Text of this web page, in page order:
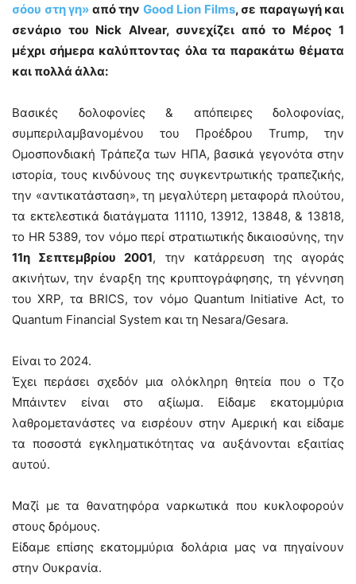
σόου στη γη» από την Good Lion Films, σε παραγωγή και
σενάριο του Nick Alvear, συνεχίζει από το Μέρος 1
μέχρι σήμερα καλύπτοντας όλα τα παρακάτω θέματα
και πολλά άλλα:
Βασικές δολοφονίες & απόπειρες δολοφονίας,
συμπεριλαμβανομένου του Προέδρου Trump, την
Ομοσπονδιακή Τράπεζα των ΗΠΑ, βασικά γεγονότα στην
ιστορία, τους κινδύνους της συγκεντρωτικής τραπεζικής,
την «αντικατάσταση», τη μεγαλύτερη μεταφορά πλούτου,
τα εκτελεστικά διατάγματα 11110, 13912, 13848, & 13818,
το HR 5389, τον νόμο περί στρατιωτικής δικαιοσύνης, την
11η Σεπτεμβρίου 2001, την κατάρρευση της αγοράς
ακινήτων, την έναρξη της κρυπτογράφησης, τη γέννηση
του XRP, τα BRICS, τον νόμο Quantum Initiative Act, το
Quantum Financial System και τη Nesara/Gesara.
Είναι το 2024.
Έχει περάσει σχεδόν μια ολόκληρη θητεία που ο Τζο
Μπάιντεν είναι στο αξίωμα. Είδαμε εκατομμύρια
λαθρομετανάστες να εισρέουν στην Αμερική και είδαμε
τα ποσοστά εγκληματικότητας να αυξάνονται εξαιτίας
αυτού.
Μαζί με τα θανατηφόρα ναρκωτικά που κυκλοφορούν
στους δρόμους.
Είδαμε επίσης εκατομμύρια δολάρια μας να πηγαίνουν
στην Ουκρανία.